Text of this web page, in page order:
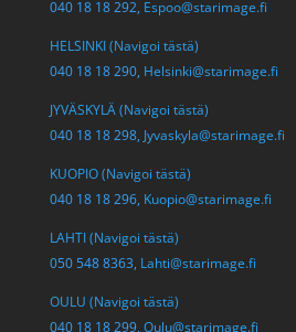
040 18 18 292, Espoo@starimage.fi
HELSINKI (Navigoi tästä)
040 18 18 290, Helsinki@starimage.fi
JYVÄSKYLÄ (Navigoi tästä)
040 18 18 298, Jyvaskyla@starimage.fi
KUOPIO (Navigoi tästä)
040 18 18 296, Kuopio@starimage.fi
LAHTI (Navigoi tästä)
050 548 8363, Lahti@starimage.fi
OULU (Navigoi tästä)
040 18 18 299, Oulu@starimage.fi